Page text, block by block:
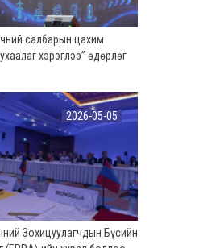
салбарын цахим
хэрэглээ” өдөрлөг
2026-05-05
Зохицуулагчдын Бүсийн